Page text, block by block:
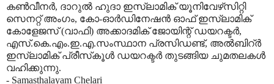
കണ്‍വീനര്‍, ദാറുല്‍ ഹുദാ ഇസ്‌ലാമിക് യൂനിവേഴ്‌സിറ്റി
സെനറ്റ് അംഗം, കോ-ഓര്‍ഡിനേഷന്‍ ഓഫ് ഇസ്‌ലാമിക്
കോളേജസ് (വാഫി) അക്കാദമിക് ജോയിന്റ് ഡയറക്ടര്‍,
എസ്.കെ.എം.ഇ.എ.സംസ്ഥാന പ്രസിഡണ്ട്, അല്‍ബിറ്ര്‍
ഇസ്‌ലാമിക് പ്രീസ്‌കൂള്‍ ഡയറക്ടര്‍ തുടങ്ങിയ ചുമതലകള്‍
വഹിക്കുന്നു.
- Samasthalayam Chelari